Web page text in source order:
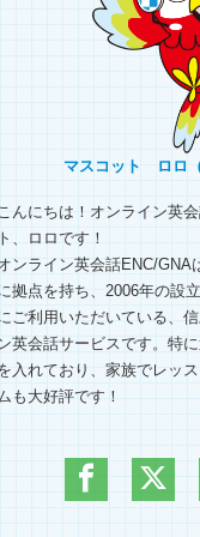
マスコット ロロ
んにちは！オンライン英
、ロロです！
ンライン英会話ENC/GNA
拠点を持ち、2006年の設
ご利用いただいている、
英会話サービスです。特
入れており、家族でレッ
も大好評です！